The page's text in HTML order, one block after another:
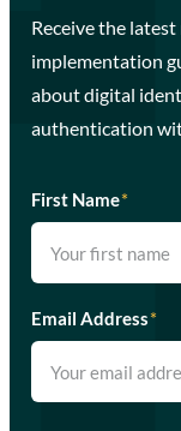
Receive the latest
implementation
about digital
authentication
First Name*
Email Address*